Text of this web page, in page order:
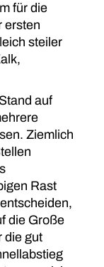
für die
ersten
steiler
auf
Ziemlich
Rast
die Große
die gut